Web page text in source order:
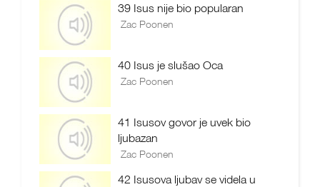
39 Isus nije bio popularan
Zac Poonen
40 Isus je slušao Oca
Zac Poonen
41 Isusov govor je uvek bio
ljubazan
Zac Poonen
42 Isusova ljubav se videla u